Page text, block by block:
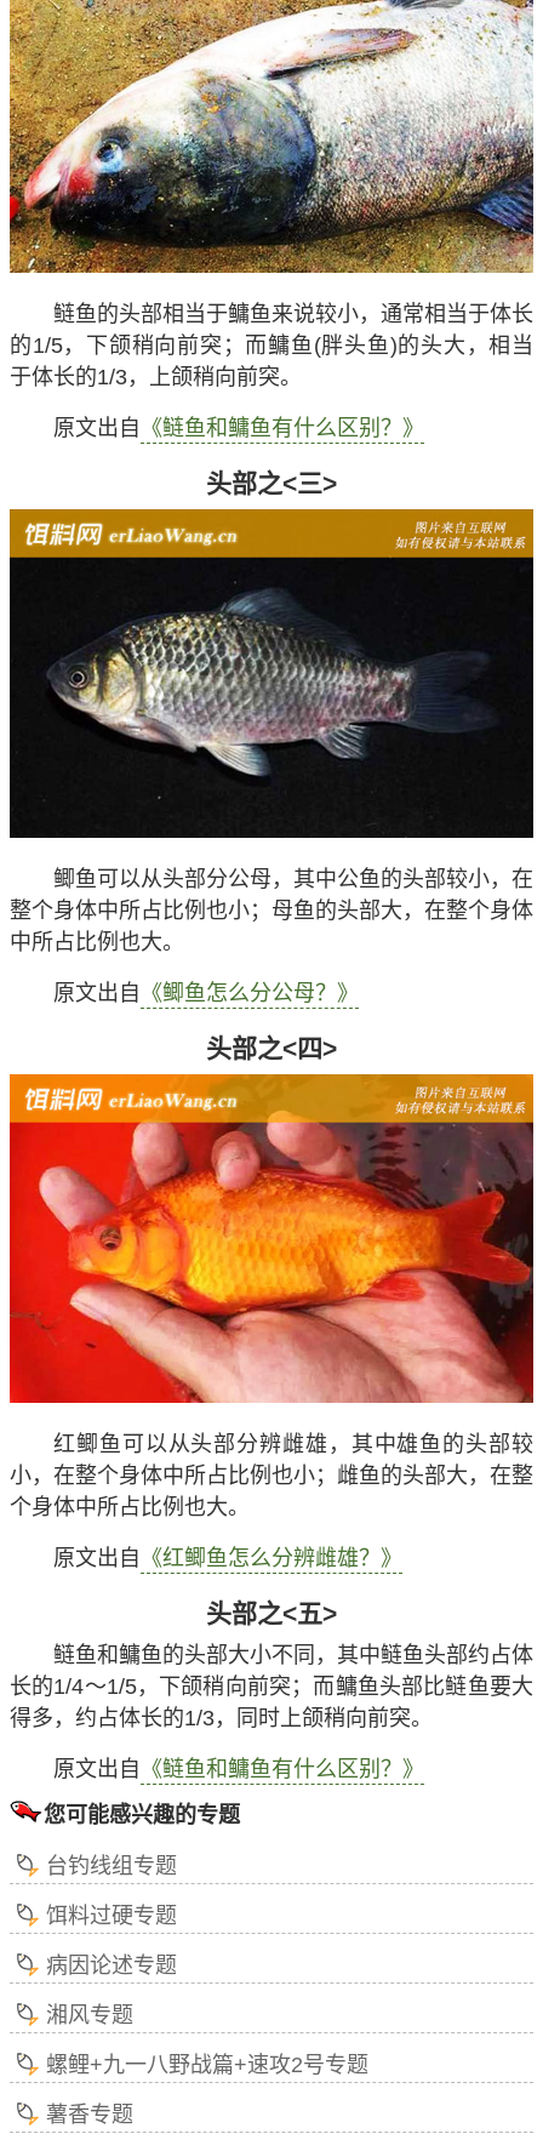
鲢鱼的头部相当于鳙鱼来说较小，通常相当于体长
的1/5，下颌稍向前突；而鳙鱼(胖头鱼)的头大，相当
于体长的1/3，上颌稍向前突。
原文出自 《鲢鱼和鳙鱼有什么区别？》
头部之<三>
鲫鱼可以从头部分公母，其中公鱼的头部较小，在
整个身体中所占比例也小；母鱼的头部大，在整个身体
中所占比例也大。
原文出自 《鲫鱼怎么分公母？》
头部之<四>
红鲫鱼可以从头部分辨雌雄，其中雄鱼的头部较
小，在整个身体中所占比例也小；雌鱼的头部大，在整
个身体中所占比例也大。
原文出自 《红鲫鱼怎么分辨雌雄？》
头部之<五>
鲢鱼和鳙鱼的头部大小不同，其中鲢鱼头部约占体
长的1/4～1/5，下颌稍向前突；而鳙鱼头部比鲢鱼要大
得多，约占体长的1/3，同时上颌稍向前突。
原文出自 《鲢鱼和鳙鱼有什么区别？》
您可能感兴趣的专题
台钓线组专题
饵料过硬专题
病因论述专题
湘风专题
螺鲤+九一八野战篇+速攻2号专题
薯香专题